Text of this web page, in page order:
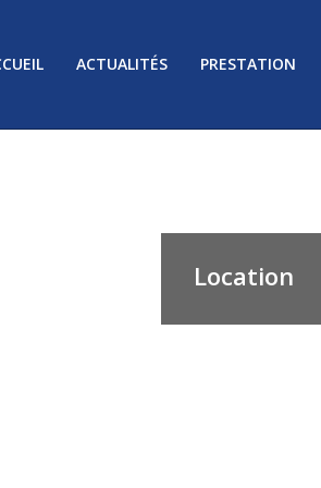
ACTUALITÉS PRESTATION
Location